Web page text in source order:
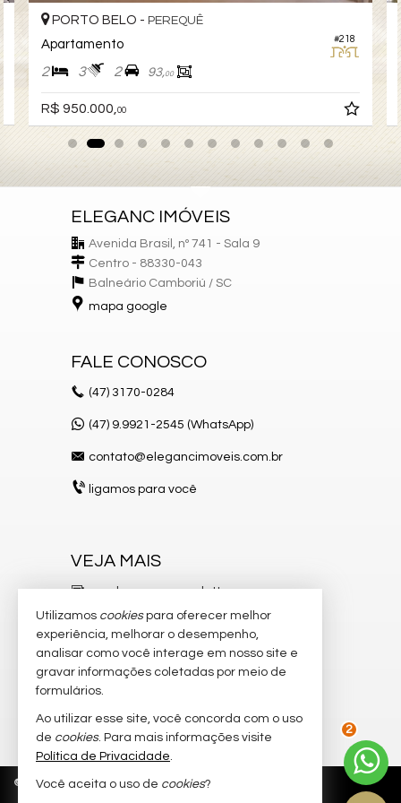
#218
PORTO BELO - PEREQUÊ
Apartamento
2 3 2 93,00
R$ 950.000,00
ELEGANC IMÓVEIS
Avenida Brasil, nº 741 - Sala 9
Centro - 88330-043
Balneário Camboriú / SC
mapa google
FALE CONOSCO
(47) 3170-0284
(47) 9.9921-2545 (WhatsApp)
contato@elegancimoveis.com.br
ligamos para você
VEJA MAIS
receba nosso newsletter
indicadores financeiros
cadastre seu imóvel
imóveis favoritos
mapa de imóveis
© 2026 CRECI/SC 8.750-J Política de Privacidade
2
Utilizamos cookiespara oferecer melhor
experiência, melhorar o desempenho,
analisar como você interage em nosso site e
gravar informações coletadas por meio de
formulários.
Ao utilizar esse site, você concorda com o uso
de cookies. Para mais informações visite
Política de Privacidade.
Você aceita o uso de cookies?